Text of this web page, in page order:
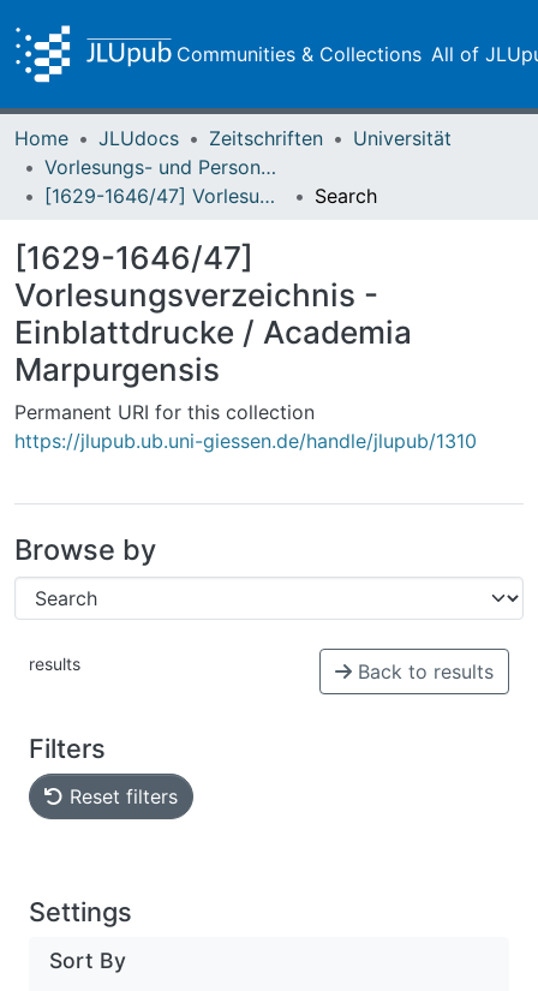
Communities & Collections All of
Home JLUdocs Zeitschriften
Universität
Vorlesungs- und Personalverzeichnis / Justus-Liebig-Universität Gießen
[1629-1646/47] Vorlesungsverzeichnis - Einblattdrucke / Academia Marpurgensis
Search
[1629-1646/47]
Vorlesungsverzeichnis -
Einblattdrucke / Academia
Marpurgensis
Permanent URI for this collection
https://jlupub.ub.uni-giessen.de/handle/jlupub/1310
Browse by
results Back to results
Filters
Reset filters
Settings
Sort By